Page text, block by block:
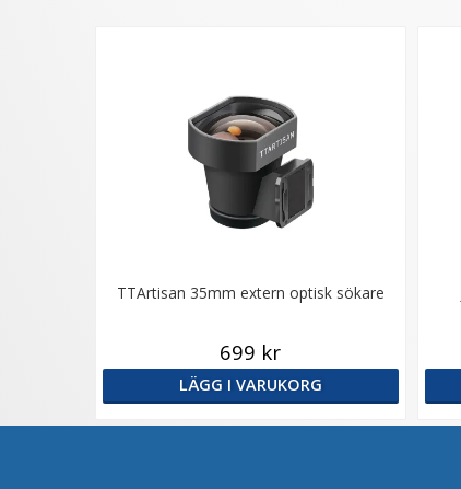
TTArtisan 35mm extern optisk sökare
699 kr
LÄGG I VARUKORG